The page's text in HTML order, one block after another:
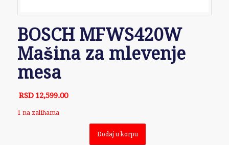
BOSCH MFWS420W
Mašina za mlevenje
mesa
RSD 12,599.00
1 na zalihama
Dodaj u korpu